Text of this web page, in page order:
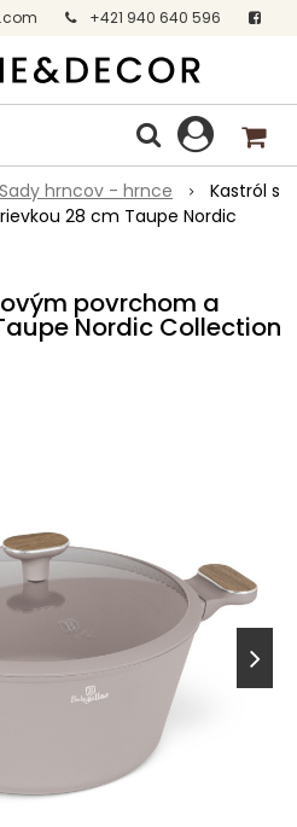
+421 940 640 596
Sady hrncov - hrnce
Kastról s
28 cm Taupe Nordic
povrchom a
Nordic Collection